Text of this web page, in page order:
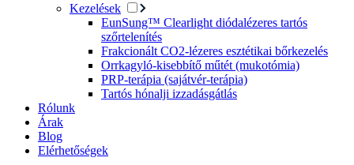
Kezelések
EunSung™ Clearlight diódalézeres tartós
szőrtelenítés
Frakcionált CO2-lézeres esztétikai bőrkezelés
Orrkagyló-kisebbítő műtét (mukotómia)
PRP-terápia (sajátvér-terápia)
Tartós hónalji izzadásgátlás
Rólunk
Árak
Blog
Elérhetőségek